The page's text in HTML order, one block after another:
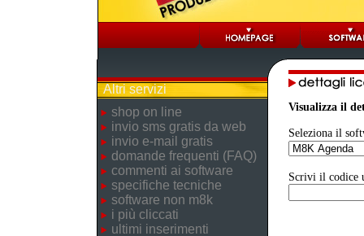
Altri servizi
shop on line
invio sms gratis da web
invio e-mail gratis
domande frequenti (FAQ)
commenti ai software
specifiche tecniche
software non m8k
i più cliccati
ultimi inserimenti
Visualizza il
Seleziona il
Scrivi il codice